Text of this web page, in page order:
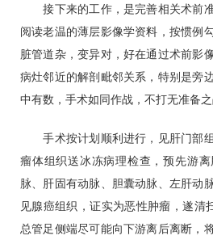
接下来的工作，是完善相关术前准
阅读老温的薄层影像学资料，按惯例
脏管道杂，变异对，好在通过术前影
病灶邻近的解剖毗邻关系，特别是旁
中有数，手术如同作战，不打无准备之
手术按计划顺利进行，见肝门部
瘤体组织送冰冻病理检查，预先游
脉、肝固有动脉、胆囊动脉、左肝动
见腺癌组织，证实为恶性肿瘤，遂清
总管足侧端尽可能向下游离后离断，